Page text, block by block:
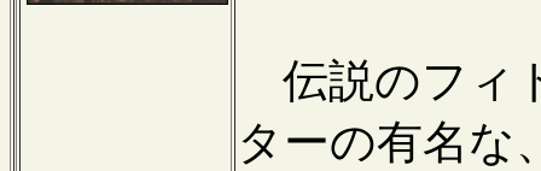
伝説のフィ
ターの有名な